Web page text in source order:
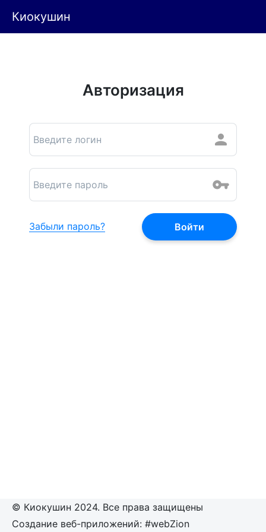
Киокушин
Авторизация
Забыли пароль?
© Киокушин 2024. Все права защищены
Создание веб-приложений: #webZion